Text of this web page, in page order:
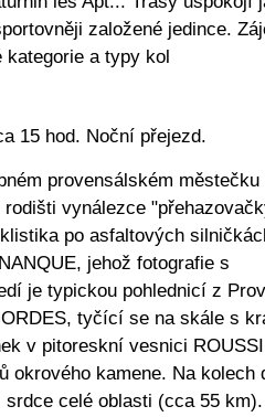
založené jedince.
kategorie a typy kol
15 hod. Noční přejezd.
provensálském městečku
rodišti vynálezce
po asfaltových
jehož fotografie s
je typickou pohlednicí z
tyčící se na skále s
v pitoreskní vesnici
okrového kamene. Na kolech
srdce celé oblasti (cca 55 km).